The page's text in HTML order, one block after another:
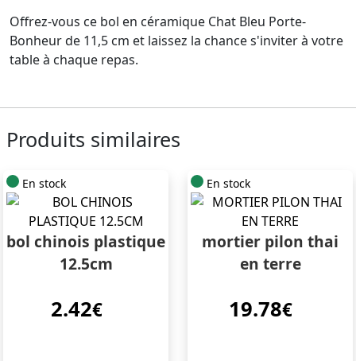
Offrez-vous ce bol en céramique Chat Bleu Porte-
Bonheur de 11,5 cm et laissez la chance s'inviter à votre
table à chaque repas.
Produits similaires
En stock
bol chinois plastique
12.5cm
2.42€
En stock
mortier pilon thai
en terre
19.78€